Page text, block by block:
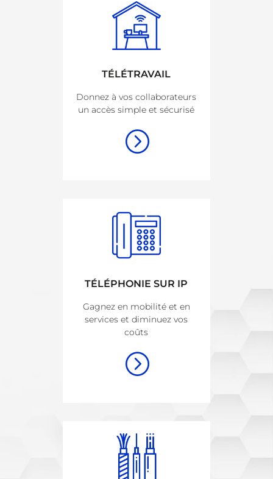
TÉLÉTRAVAIL
Donnez à vos collaborateurs
un accès simple et sécurisé
TÉLÉPHONIE SUR IP
Gagnez en mobilité et en
services et diminuez vos
coûts